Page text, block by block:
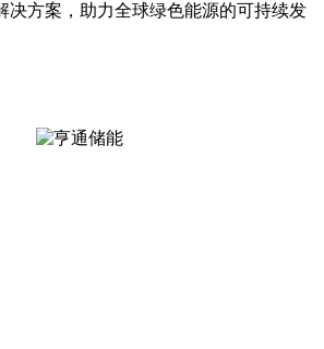
决方案，助力全球绿色能源的可持续发